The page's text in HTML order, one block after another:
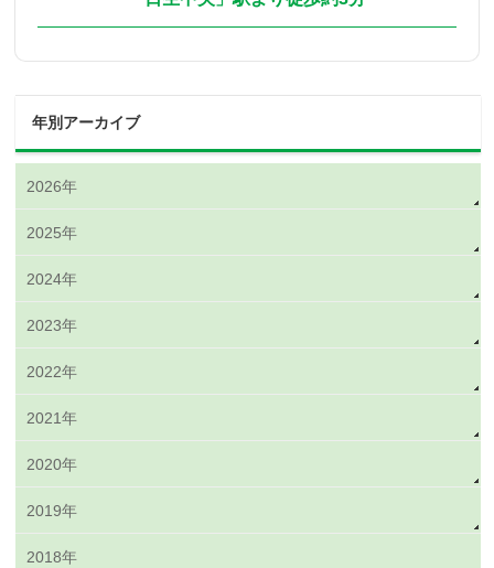
年別アーカイブ
2026年
2025年
2024年
2023年
2022年
2021年
2020年
2019年
2018年